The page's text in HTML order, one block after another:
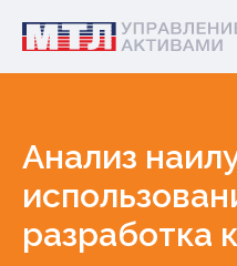
Анализ
разработка